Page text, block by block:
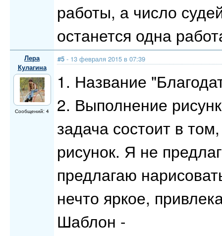
работы, а число
останется одна
Лера
Кулагина
Сообщений: 4
#5 - 13 февраля 2015 в 07:39
1. Название
2. Выполнение
задача состоит в
рисунок. Я не
предлагаю
нечто яркое,
Шаблон -